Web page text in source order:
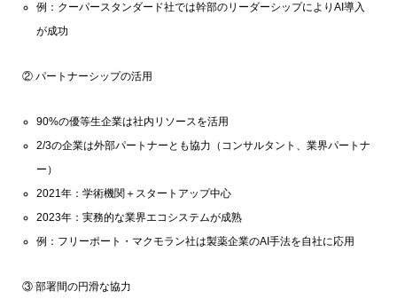
例：クーパースタンダード社では幹部のリーダーシップによりAI導入
が成功
② パートナーシップの活用
90%の優等生企業は社内リソースを活用
2/3の企業は外部パートナーとも協力（コンサルタント、業界パートナ
ー）
2021年：学術機関＋スタートアップ中心
2023年：実務的な業界エコシステムが成熟
例：フリーポート・マクモラン社は製薬企業のAI手法を自社に応用
③ 部署間の円滑な協力